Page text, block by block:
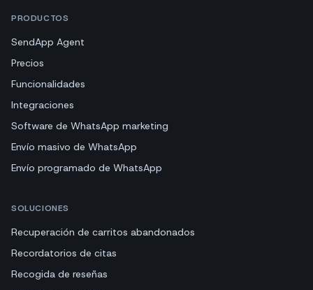
PRODUCTOS
SendApp Agent
Precios
Funcionalidades
Integraciones
Software de WhatsApp marketing
Envío masivo de WhatsApp
Envío programado de WhatsApp
SOLUCIONES
Recuperación de carritos abandonados
Recordatorios de citas
Recogida de reseñas